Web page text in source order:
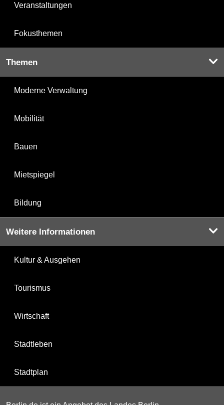
Veranstaltungen
Fokusthemen
Themen
Moderne Verwaltung
Mobilität
Bauen
Mietspiegel
Bildung
Weitere Informationen
Kultur & Ausgehen
Tourismus
Wirtschaft
Stadtleben
Stadtplan